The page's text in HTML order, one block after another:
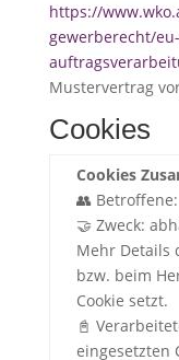
https://
gewerberecht/
Mustervertrag
Cookies
Cookies
👥
🤝 Zweck:
Mehr Details
bzw. beim
Cookie setzt.
📓
eingesetzten